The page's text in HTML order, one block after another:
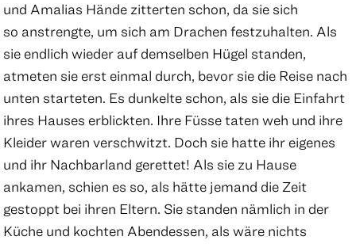
und Amalias Hände zitterten schon, da sie sich
so anstrengte, um sich am Drachen festzuhalten. Als
sie endlich wieder auf demselben Hügel standen,
atmeten sie erst einmal durch, bevor sie die Reise nach
unten starteten. Es dunkelte schon, als sie die Einfahrt
ihres Hauses erblickten. Ihre Füsse taten weh und ihre
Kleider waren verschwitzt. Doch sie hatte ihr eigenes
und ihr Nachbarland gerettet! Als sie zu Hause
ankamen, schien es so, als hätte jemand die Zeit
gestoppt bei ihren Eltern. Sie standen nämlich in der
Küche und kochten Abendessen, als wäre nichts